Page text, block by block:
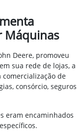
Máquinas
Deere, promoveu
sua rede de lojas, a
comercialização de
consórcio, seguros
eram encaminhados